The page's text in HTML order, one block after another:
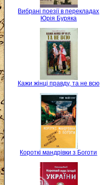
Вибрані поезії в перекладах
Юрія Буряка
Кажи жінці правду, та не всю
Короткі мандрівки з Боготи